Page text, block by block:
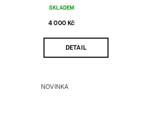
SKLADEM
4 000 Kč
DETAIL
NOVINKA